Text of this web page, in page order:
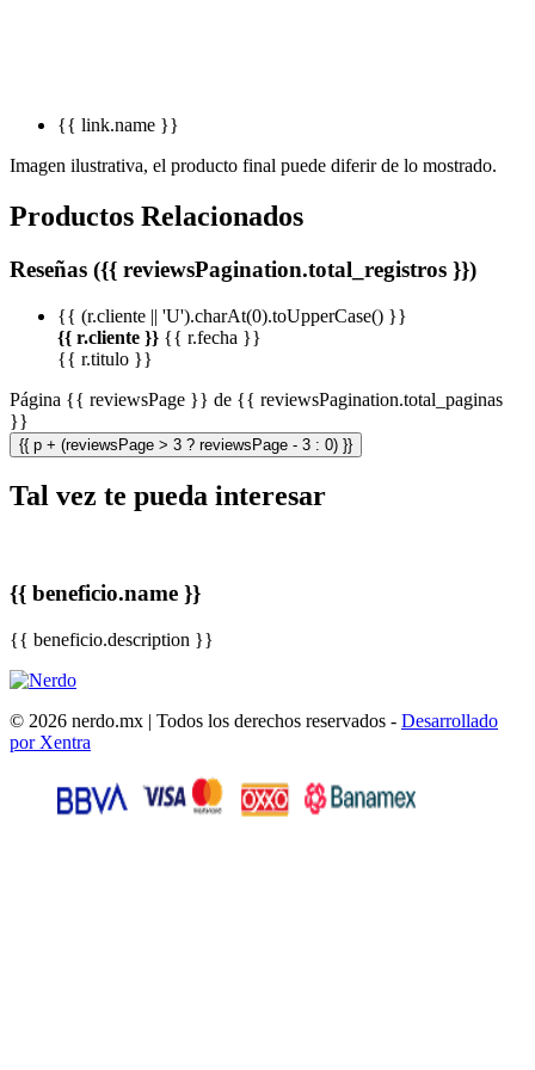
{{ link.name }}
Imagen ilustrativa, el producto final puede diferir de lo mostrado.
Productos Relacionados
Reseñas ({{ reviewsPagination.total_registros }})
{{ (r.cliente || 'U').charAt(0).toUpperCase() }}
{{ r.cliente }} {{ r.fecha }}
{{ r.titulo }}
Página {{ reviewsPage }} de {{ reviewsPagination.total_paginas
}}
{{ p + (reviewsPage > 3 ? reviewsPage - 3 : 0) }}
Tal vez te pueda interesar
{{ beneficio.name }}
{{ beneficio.description }}
© 2026 nerdo.mx | Todos los derechos reservados - Desarrollado
por Xentra